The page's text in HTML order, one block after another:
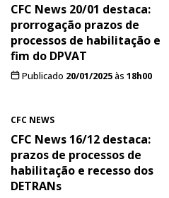
CFC News 20/01 destaca:
prorrogação prazos de
processos de habilitação e
fim do DPVAT
Publicado 20/01/2025às 18h00
CFC NEWS
CFC News 16/12 destaca:
prazos de processos de
habilitação e recesso dos
DETRANs